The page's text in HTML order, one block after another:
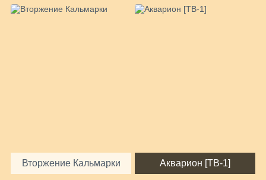
Вторжение Кальмарки Акварион [ТВ-1]